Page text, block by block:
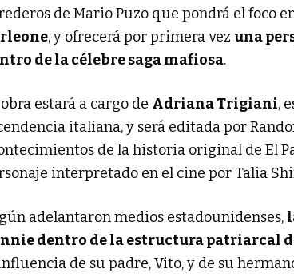
de Mario Puzo que pondrá el foco
, y ofrecerá por primera vez una
de la célebre saga mafiosa.
estará a cargo de Adriana Trigiani,
italiana, y será editada por
de la historia original de El
interpretado en el cine por Talia
adelantaron medios estadounidenses,
dentro de la estructura patriarcal
de su padre, Vito, y de su